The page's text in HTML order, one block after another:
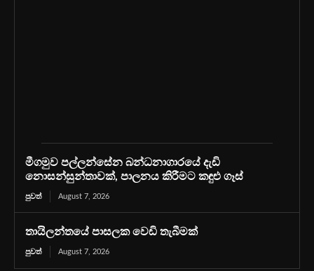
මීගමුව පල්ලන්සේන බන්ධනාගාරයේ දැඩි
නොසන්සුන්තාවක්, පාලනය කිරීමට කඳුළු ගෑස්
පුවත් August 7, 2026
තායිලන්තයේ පාසලක වෙඩි තැබීමක්
පුවත් August 7, 2026